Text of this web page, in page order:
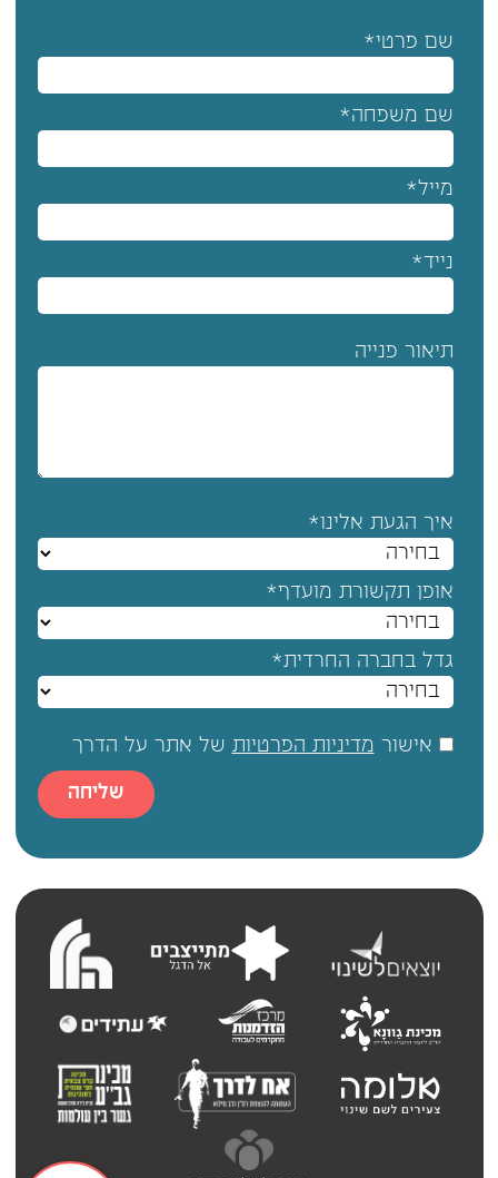
שם פרטי*
שם משפחה*
מייל*
נייד*
תיאור פנייה
איך הגעת אלינו*
אופן תקשורת מועדף*
גדל בחברה החרדית*
אישור מדיניות הפרטיות של אתר על הדרך